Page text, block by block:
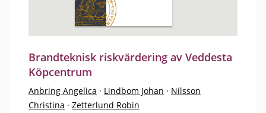
Brandteknisk riskvärdering av Veddesta
Köpcentrum
Anbring Angelica · Lindbom Johan · Nilsson
Christina · Zetterlund Robin